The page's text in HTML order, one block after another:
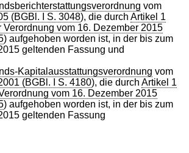
vom
(BGBl. I S. 3048), die durchArtikel 1
Verordnung vom 16. Dezember 2015
) aufgehoben worden ist, in der bis zum
geltenden Fassung und
Kapitalausstattungsverordnung vom
(BGBl. I S. 4180), die durchArtikel 1
vom 16. Dezember 2015
) aufgehoben worden ist, in der bis zum
geltenden Fassung